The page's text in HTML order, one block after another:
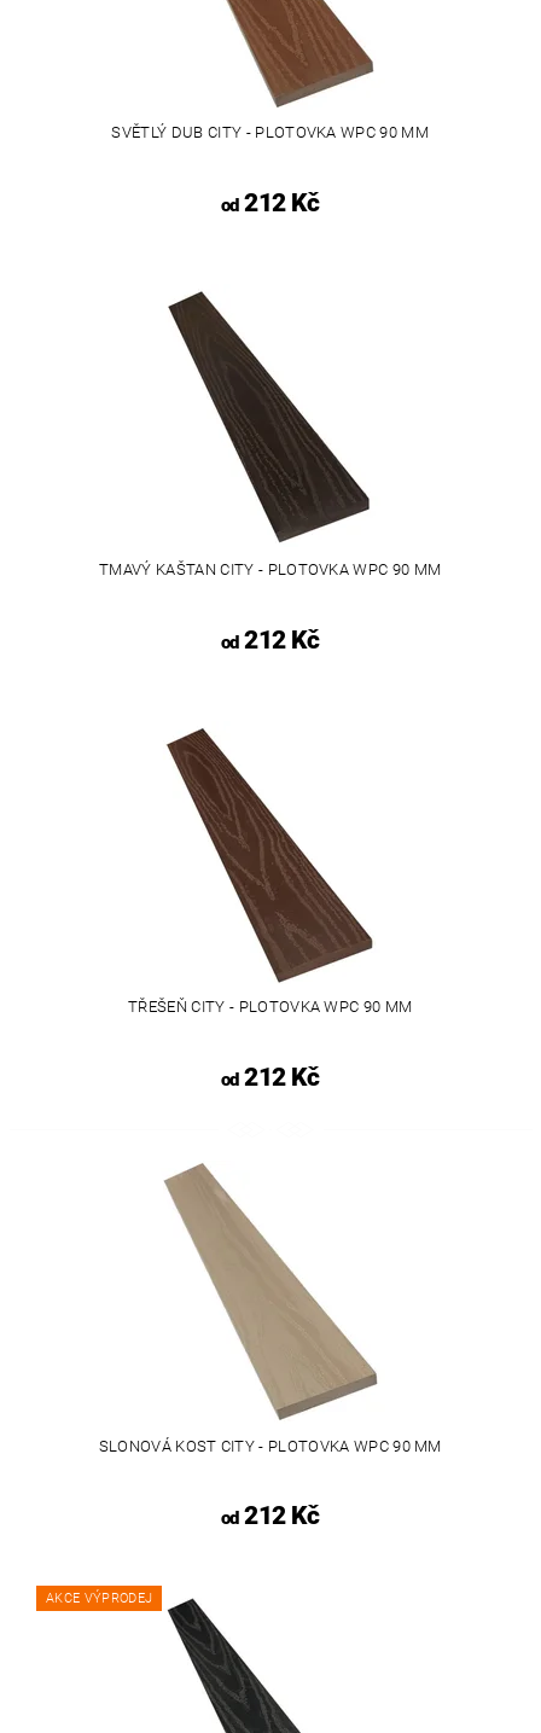
SVĚTLÝ DUB CITY - PLOTOVKA WPC 90 MM
od212 Kč
TMAVÝ KAŠTAN CITY - PLOTOVKA WPC 90 MM
od212 Kč
TŘEŠEŇ CITY - PLOTOVKA WPC 90 MM
od212 Kč
SLONOVÁ KOST CITY - PLOTOVKA WPC 90 MM
od212 Kč
AKCE VÝPRODEJ